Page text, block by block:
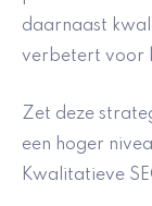
daarnaast
verbetert voor
Zet deze
een hoger
Kwalitatieve